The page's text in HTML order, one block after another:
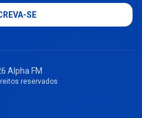
SE
Alpha FM
reservados